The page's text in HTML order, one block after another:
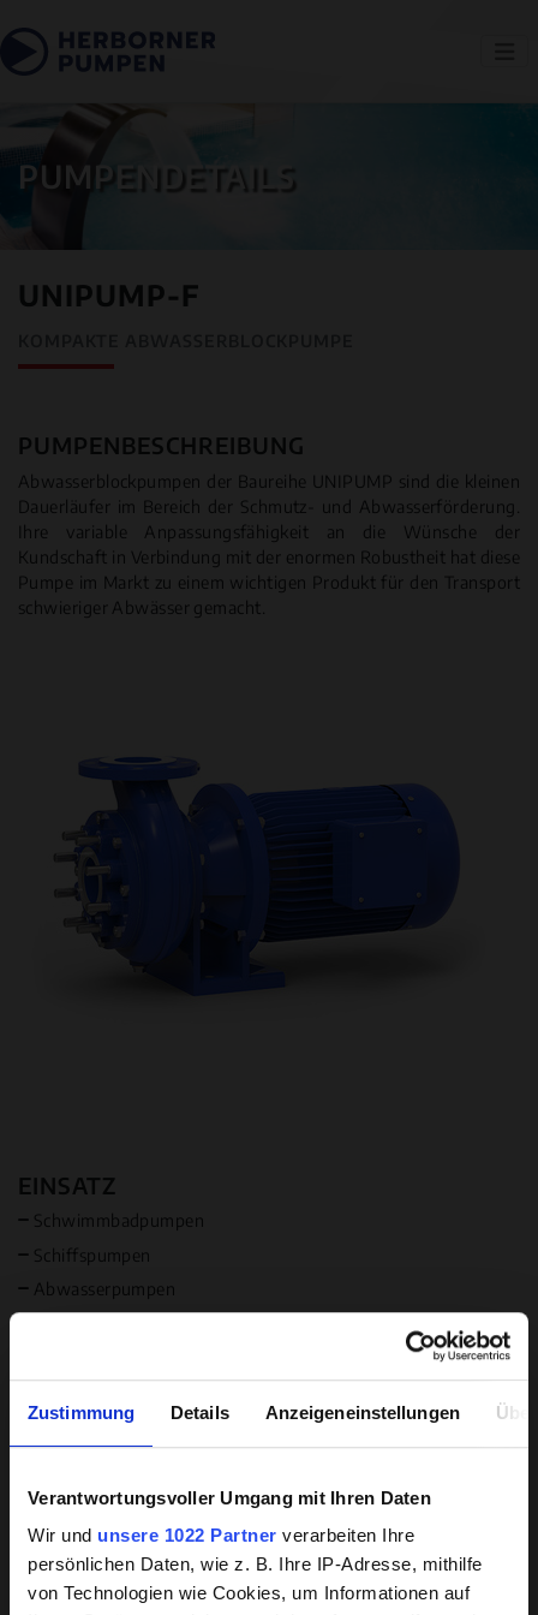
Zustimmung Details Anzeigeneinstellungen
Verantwortungsvoller Umgang mit Ihren Daten
Wir und unsere 1022 Partner verarbeiten Ihre
persönlichen Daten, wie z. B. Ihre IP-Adresse, mithilfe
von Technologien wie Cookies, um Informationen auf
Hintergrundwissen zu
beschichteten Pumpen
PUMPENDETAILS
UNIPUMP-F
PUMPENBESCHREIBUNG
Abwasserblockpumpen der Baureihe UNIPUMP sind die kleinen
Dauerläufer im Bereich der Schmutz- und Abwasserförderung.
Ihre variable Anpassungsfähigkeit an die Wünsche der
Kundschaft in Verbindung mit der enormen Robustheit hat diese
Pumpe im Markt zu einem wichtigen Produkt für den Transport
schwieriger Abwässer gemacht.
EINSATZ
Schwimmbadpumpen
Schiffspumpen
Abwasserpumpen
MEDIUM
Wasser
Abrasive Inhaltstoffe
Langfaserige Inhaltsstoffe